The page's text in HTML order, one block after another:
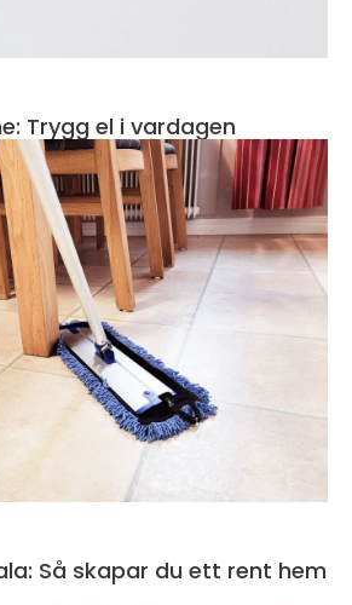
Trygg el i vardagen
Så skapar du ett rent hem